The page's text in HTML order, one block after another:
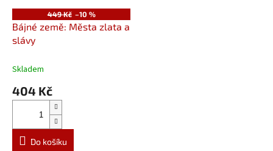
449 Kč –10 %
Bájné země: Města zlata a
slávy
Skladem
404 Kč
Do košíku